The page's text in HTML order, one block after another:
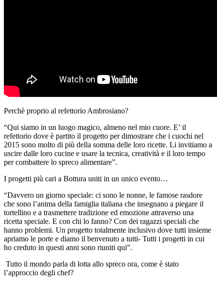
Perchè proprio al refettorio Ambrosiano?
“Qui siamo in un luogo magico, almeno nel mio cuore. E’ il
refettorio dove è partito il progetto per dimostrare che i cuochi nel
2015 sono molto di più della somma delle loro ricette. Li invitiamo a
uscire dalle loro cucine e usare la tecnica, creatività e il loro tempo
per combattere lo spreco alimentare”.
I progetti più cari a Bottura uniti in un unico evento…
“Davvero un giorno speciale: ci sono le nonne, le famose rasdore
che sono l’anima della famiglia italiana che insegnano a piegare il
tortellino e a trasmettere tradizione ed emozione attraverso una
ricetta speciale. E con chi lo fanno? Con dei ragazzi speciali che
hanno problemi. Un progetto totalmente inclusivo dove tutti insieme
apriamo le porte e diamo il benvenuto a tutti- Tutti i progetti in cui
ho creduto in questi anni sono riuniti qui”.
Tutto il mondo parla di lotta allo spreco ora, come è stato
l’approccio degli chef?